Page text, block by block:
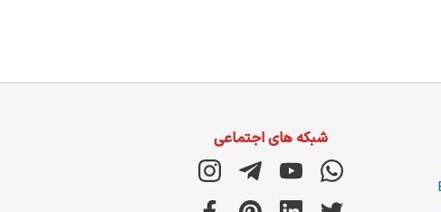
شبکه های اجتماعی